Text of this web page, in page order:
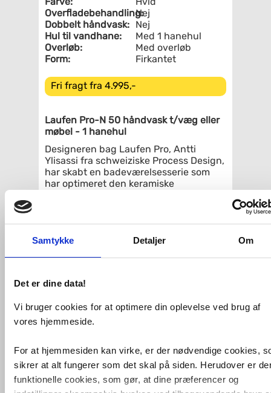
Samtykke Detaljer Om
Det er dine data!
Vi bruger cookies for at optimere din oplevelse ved brug af
vores hjemmeside.
For at hjemmesiden kan virke, er der nødvendige cookies,
sikrer at alt fungerer som det skal på siden. Herudover er
funktionelle cookies, som gør, at dine præferencer og
Overfladebehandling:Nej
Dobbelt håndvask: Nej
Hul til vandhane:
Med 1 hanehul
Overløb:
Med overløb
Form:
Firkantet
Fri fragt fra 4.995,-
Laufen Pro-N 50 håndvask t/væg eller
møbel - 1 hanehul
Designeren bag Laufen Pro, Antti
Ylisassi fra schweiziske Process Design,
har skabt en badeværelsesserie som
har optimeret den keramiske
Laufen Pro-n er et moderne eksempel
bæringer (se relaterede varer nedenfor).
Laufen nr: 8.1095.4.000.104.1
Med overløb
Relaterede produkter